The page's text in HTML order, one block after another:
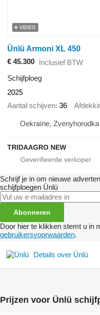
VIDEO
Ünlü Armoni XL 450
€ 45.300 Inclusief BTW
Schijfploeg
2025
Aantal schijven 36
Oekraïne, Zvenyhorodka
TRIDAAGRO NEW
Schrijf je in om nieuwe
schijfploegen Ünlü
Abonneren
Door hier te klikken stemt u in
gebruikersvoorwaarden.
Details over Ünlü
Prijzen voor Ünlü